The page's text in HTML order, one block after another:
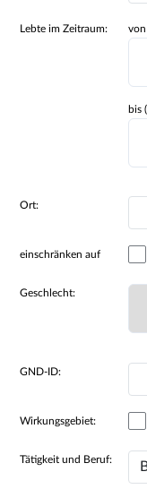
Lebte im Zeitraum: von
bis
Ort:
einschränken auf
Geschlecht:
GND-ID:
Wirkungsgebiet:
Tätigkeit und Beruf: